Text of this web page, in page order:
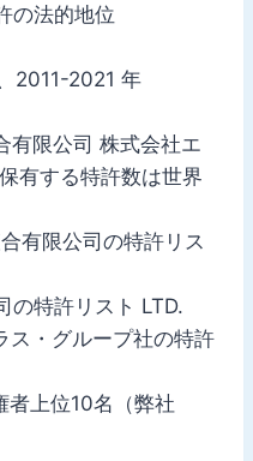
の法的地位
2011-2021 年
有限公司 株式会社エ
有する特許数は世界
有限公司の特許リス
の特許リスト LTD.
ス・グループ社の特許
者上位10名（弊社